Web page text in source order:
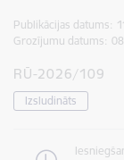
Publikācijas datums:
Grozījumu datums:
RŪ-2026/109
Izsludināts